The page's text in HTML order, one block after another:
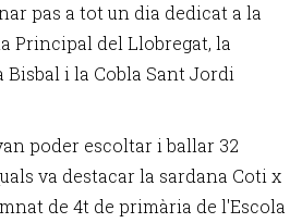
pas a tot un dia dedicat a la
Principal del Llobregat, la
Bisbal i la Cobla Sant Jordi
poder escoltar i ballar 32
va destacar la sardana Coti x
de 4t de primària de l'Escola